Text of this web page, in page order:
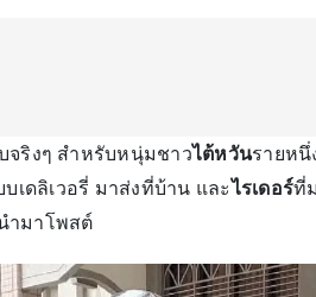
จริงๆ สำหรับหนุ่มชาวไต้หวันรายหนึ่
บเดลิเวอรี่ มาส่งที่บ้าน และไรเดอร์ที่
ำมาโพสต์